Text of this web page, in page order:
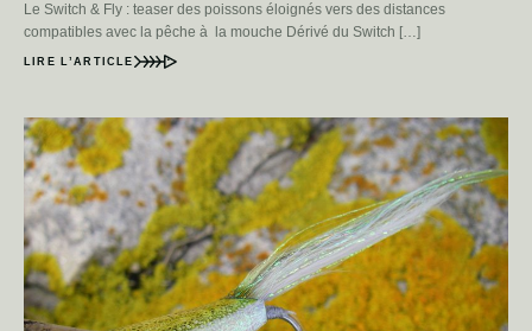
Le Switch & Fly : teaser des poissons éloignés vers des distances
compatibles avec la pêche à la mouche Dérivé du Switch […]
LIRE L’ARTICLE